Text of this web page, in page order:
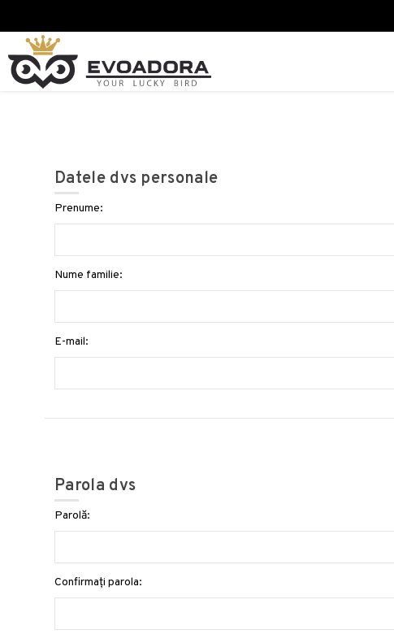
Datele dvs personale
Prenume:
Nume familie:
E-mail:
Parola dvs
Parolă:
Confirmați parola: